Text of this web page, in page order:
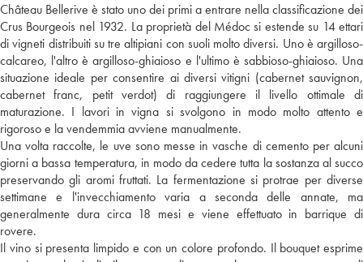
Château Bellerive è stato uno dei primi a entrare nella classificazione dei
Crus Bourgeois nel 1932. La proprietà del Médoc si estende su 14 ettari
di vigneti distribuiti su tre altipiani con suoli molto diversi. Uno è argilloso-
calcareo, l'altro è argilloso-ghiaioso e l'ultimo è sabbioso-ghiaioso. Una
situazione ideale per consentire ai diversi vitigni (cabernet sauvignon,
cabernet franc, petit verdot) di raggiungere il livello ottimale di
maturazione. I lavori in vigna si svolgono in modo molto attento e
rigoroso e la vendemmia avviene manualmente.
Una volta raccolte, le uve sono messe in vasche di cemento per alcuni
giorni a bassa temperatura, in modo da cedere tutta la sostanza al succo
preservando gli aromi fruttati. La fermentazione si protrae per diverse
settimane e l'invecchiamento varia a seconda delle annate, ma
generalmente dura circa 18 mesi e viene effettuato in barrique di
rovere.
Il vino si presenta limpido e con un colore profondo. Il bouquet esprime